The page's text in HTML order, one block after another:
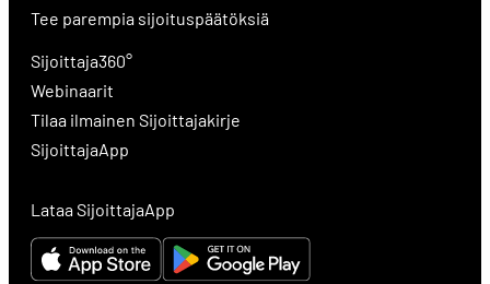
Tee parempia sijoituspäätöksiä
Sijoittaja360°
Webinaarit
Tilaa ilmainen Sijoittajakirje
SijoittajaApp
Lataa SijoittajaApp